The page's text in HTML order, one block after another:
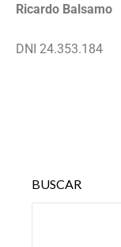
Ricardo Balsamo
DNI 24.353.184
BUSCAR